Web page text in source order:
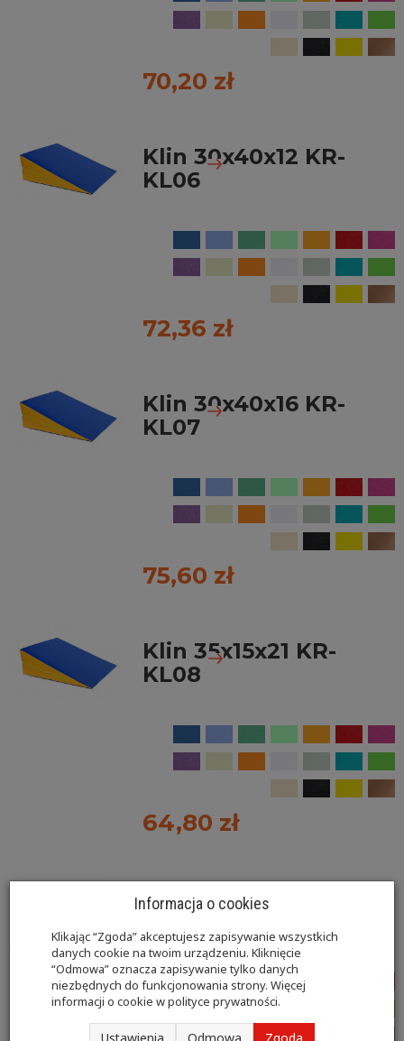
70,20 zł
Klin 30x40x12 KR-
KL06
72,36 zł
Klin 30x40x16 KR-
KL07
75,60 zł
Klin 35x15x21 KR-
KL08
64,80 zł
Klin 40x50x20 KR-
KL09
Informacja o cookies
Klikając “Zgoda” akceptujesz zapisywanie wszystkich
danych cookie na twoim urządzeniu. Kliknięcie
“Odmowa” oznacza zapisywanie tylko danych
niezbędnych do funkcjonowania strony. Więcej
informacji o cookie wpolityce prywatności.